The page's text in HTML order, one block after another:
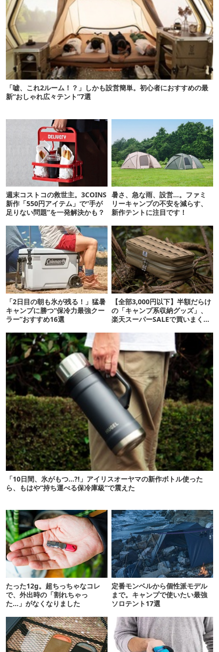
「嘘、これ2ルーム！？」しかも設営簡単。初心者におすすめの最
新“おしゃれ広々テント”7選
週末コストコの救世主。3COINS
新作「550円アイテム」で“手が
足りない問題”を一発解決かも？
暑さ、急な雨、設営…。ファミ
リーキャンプの不安を減らす、
新作テントに注目です！
「2日目の朝も氷が残る！」猛暑
キャンプに勝つ“保冷力最強クー
ラー”おすすめ16選
【全部3,000円以下】半額だらけ
の「キャンプ系収納グッズ」、
楽天スーパーSALEで買いまくっ
「10日間、氷がもつ…?!」アイリスオーヤマの新作ボトル使った
ら、もはや“持ち運べる保冷庫級”で震えた
たった12g。超ちっちゃなコレ
で、外出時の「割れちゃっ
た…」がなくなりました
定番モンベルから個性派モデル
まで。キャンプで使いたい最強
ソロテント17選